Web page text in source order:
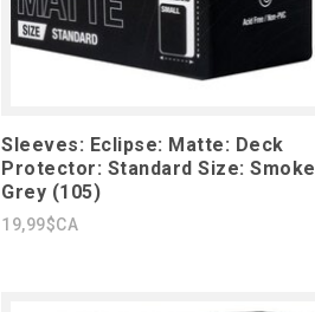
Sleeves: Eclipse: Matte: Deck
Protector: Standard Size: Smoke
Grey (105)
19,99$CA